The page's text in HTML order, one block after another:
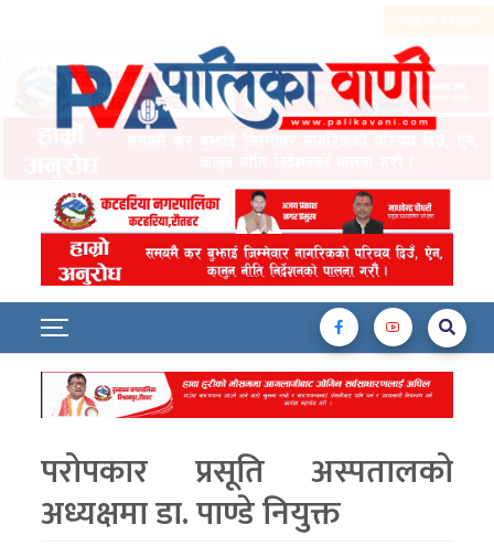
परोपकार प्रसूति अस्पतालको
अध्यक्षमा डा. पाण्डे नियुक्त